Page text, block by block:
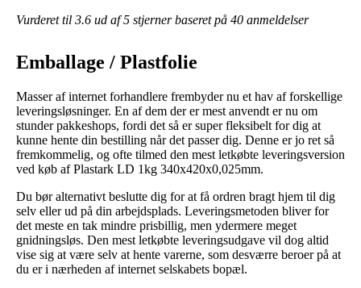
Vurderet til 3.6 ud af 5 stjerner baseret på 40 anmeldelser
Emballage / Plastfolie
Masser af internet forhandlere frembyder nu et hav af forskellige
leveringsløsninger. En af dem der er mest anvendt er nu om
stunder pakkeshops, fordi det så er super fleksibelt for dig at
kunne hente din bestilling når det passer dig. Denne er jo ret så
fremkommelig, og ofte tilmed den mest letkøbte leveringsversion
ved køb af Plastark LD 1kg 340x420x0,025mm.
Du bør alternativt beslutte dig for at få ordren bragt hjem til dig
selv eller ud på din arbejdsplads. Leveringsmetoden bliver for
det meste en tak mindre prisbillig, men ydermere meget
gnidningsløs. Den mest letkøbte leveringsudgave vil dog altid
vise sig at være selv at hente varerne, som desværre beroer på at
du er i nærheden af internet selskabets bopæl.